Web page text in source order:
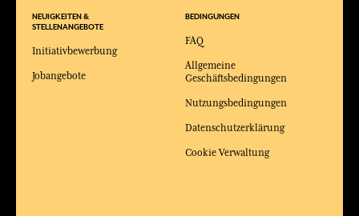
BEDINGUNGEN
FAQ
Allgemeine
Geschäftsbedingungen
Nutzungsbedingungen
Datenschutzerklärung
Cookie Verwaltung
NEUIGKEITEN &
STELLENANGEBOTE
Initiativbewerbung
Jobangebote